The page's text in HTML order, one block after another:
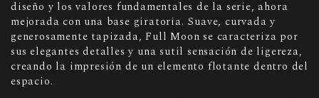
diseño y los valores fundamentales de la serie, ahora
mejorada con una base giratoria. Suave, curvada y
generosamente tapizada, Full Moon se caracteriza por
sus elegantes detalles y una sutil sensación de ligereza,
creando la impresión de un elemento flotante dentro del
espacio.